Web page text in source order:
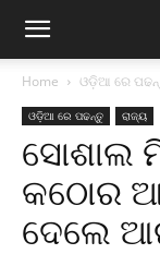
Home ଓଡ଼ିଆ ରେ
ଓଡ଼ିଆ ରେ ପଢନ୍ତୁ ରାଜ୍ୟ
ସୋଶାଲ
କଠୋର
ଦେଲେ